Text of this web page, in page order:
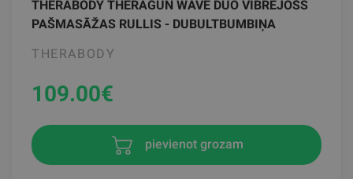
THERABODY THERAGUN WAVE DUO VIBRĒJOŠS
PAŠMASĀŽAS RULLIS - DUBULTBUMBIŅA
THERABODY
109.00€
pievienot grozam